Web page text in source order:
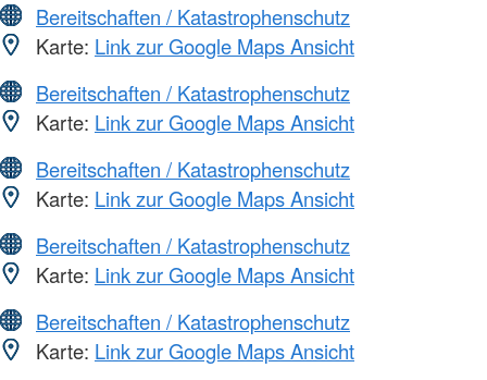
Bereitschaften / Katastrophenschutz
Karte: Link zur Google Maps Ansicht
Bereitschaften / Katastrophenschutz
Karte: Link zur Google Maps Ansicht
Bereitschaften / Katastrophenschutz
Karte: Link zur Google Maps Ansicht
Bereitschaften / Katastrophenschutz
Karte: Link zur Google Maps Ansicht
Bereitschaften / Katastrophenschutz
Karte: Link zur Google Maps Ansicht